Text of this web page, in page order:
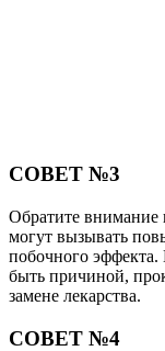
СОВЕТ №3
Обратите внимание
могут вызывать
побочного эффекта.
быть причиной,
замене лекарства.
СОВЕТ №4